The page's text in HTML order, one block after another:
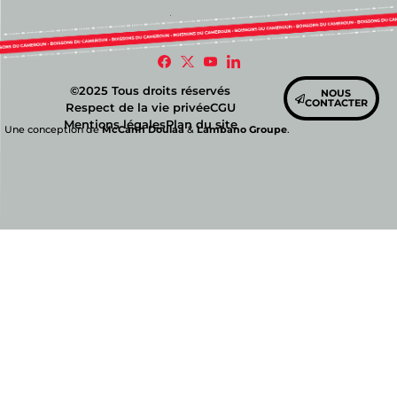
©2025 Tous droits réservés
Respect de la vie privéeCGU
Mentions légalesPlan du site
NOUS
CONTACTER
Une conception deMcCann Doulaa&Lambano Groupe.